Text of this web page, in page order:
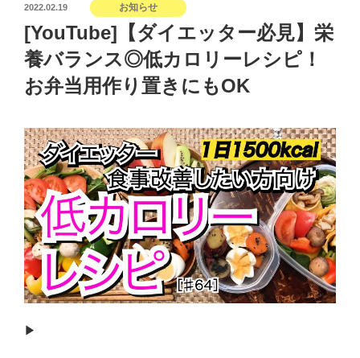
投
日:
2022.02.19 お知らせ
[YouTube]【ダイエッター必見】栄
養バランス◎低カロリーレシピ！
お弁当用作り置きにもOK
▶︎